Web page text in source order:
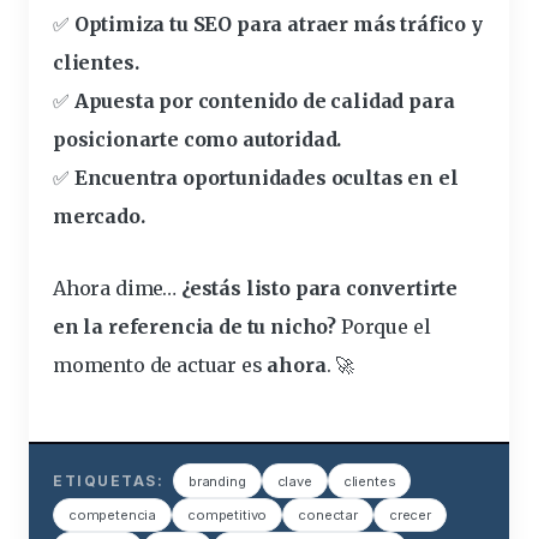
✅ Optimiza tu SEO para atraer más tráfico y
clientes.
✅ Apuesta por contenido de calidad para
posicionarte como autoridad.
✅ Encuentra oportunidades ocultas en el
mercado.
Ahora dime… ¿estás listo para convertirte
en la referencia de tu nicho? Porque el
momento de actuar es ahora. 🚀
ETIQUETAS: branding clave clientes
competencia competitivo conectar crecer